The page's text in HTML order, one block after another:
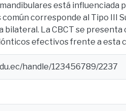
está
común corresponde al Tipo III
bilateral. La CBCT se
efectivos frente a esta
handle/123456789/2237